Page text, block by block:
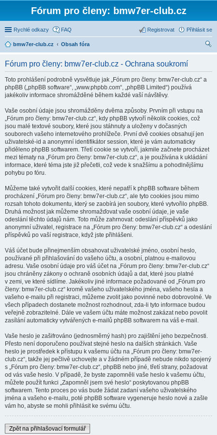
Fórum pro členy: bmw7er-club.cz
Rychlé odkazy FAQ Přihlásit se
Registrovat
bmw7er-club.cz
Obsah fóra
Fórum pro členy: bmw7er-club.cz - Ochrana soukromí
Toto prohlášení podrobně vysvětluje jak „Fórum pro členy: bmw7er-club.cz“ a
phpBB („phpBB software“, „www.phpbb.com“, „phpBB Limited“) používá
jakékoliv informace shromážděné během každé vaší návštěvy.
Vaše osobní údaje jsou shromážděny dvěma způsoby. Prvním při vstupu na
„Fórum pro členy: bmw7er-club.cz“, kdy phpBB vytvoří několik cookies, což
jsou malé textové soubory, které jsou stáhnuty a uloženy v dočasných
souborech vašeho internetového prohlížeče. První dvě cookies obsahují jen
uživatelské-id a anonymní identifikátor session, které je vám automaticky
přiděleno phpBB softwarem. Třetí cookie se vytvoří, jakmile začnete procházet
mezi tématy na „Fórum pro členy: bmw7er-club.cz“, a je používána k ukládání
informace, které téma jste již přečetli, což vede k snažšímu a pohodlnějšímu
pohybu po fóru.
Můžeme také vytvořit další cookies, které nepatří k phpBB software během
procházení „Fórum pro členy: bmw7er-club.cz“, ale tyto cookies jsou mimo
rozsah tohoto dokumentu, který se zaobírá jen soubory, které vytvořilo phpBB.
Druhá možnost jak můžeme shromažďovat vaše osobní údaje, je vaše
odeslání těchto údajů nám. Toto může zahrnovat: odeslání příspěvků jako
anonymní uživatel, registrace na „Fórum pro členy: bmw7er-club.cz“ a odeslání
příspěvků po vaší registrace, když jste přihlášeni.
Váš účet bude přinejmenším obsahovat uživatelské jméno, osobní heslo,
používané při přihlašování do vašeho účtu, a osobní, platnou e-mailovou
adresu. Vaše osobní údaje pro váš účet na „Fórum pro členy: bmw7er-club.cz“
jsou chráněny zákony o ochraně osobních údajů a dat, které jsou platné
v zemi, ve které sídlíme. Jakékoliv jiné informace požadované od „Fórum pro
členy: bmw7er-club.cz“ kromě vašeho uživatelského jména, vašeho hesla a
vašeho e-mailu při registraci, můžeme zvolit jako povinné nebo dobrovolné. Ve
všech případech dostanete možnost rozhodnout, zda-li tyto informace budou
veřejně zobrazitelné. Dále ve vašem účtu máte možnost zakázat nebo povolit
zasílání automaticky vytvářených e-mailů phpBB softwarem na váš e-mail.
Vaše heslo je zašifrováno (jednosměrný hash) pro zajištění jeho bezpečnosti.
Přesto není doporučeno používat stejné heslo na dalších stránkách. Vaše
heslo je prostředek k přístupu k vašemu účtu na „Fórum pro členy: bmw7er-
club.cz“, takže jej pečlivě uchovejte a v žádném případě nebude nikdo spojený
s „Fórum pro členy: bmw7er-club.cz“, phpBB nebo jiné, třetí strany, požadovat
od vás vaše heslo. V případě, že byste zapomněli vaše heslo k vašemu účtu,
můžete použít funkci „Zapomněl jsem své heslo“ poskytovanou phpBB
softwarem. Tento proces po vás bude žádat zadaní vašeho uživatelského
jména a vašeho e-mailu, poté phpBB software vygeneruje heslo nové a zašle
vám ho, abyste se mohli přihlásit ke svému účtu.
Zpět na přihlašovací formulář